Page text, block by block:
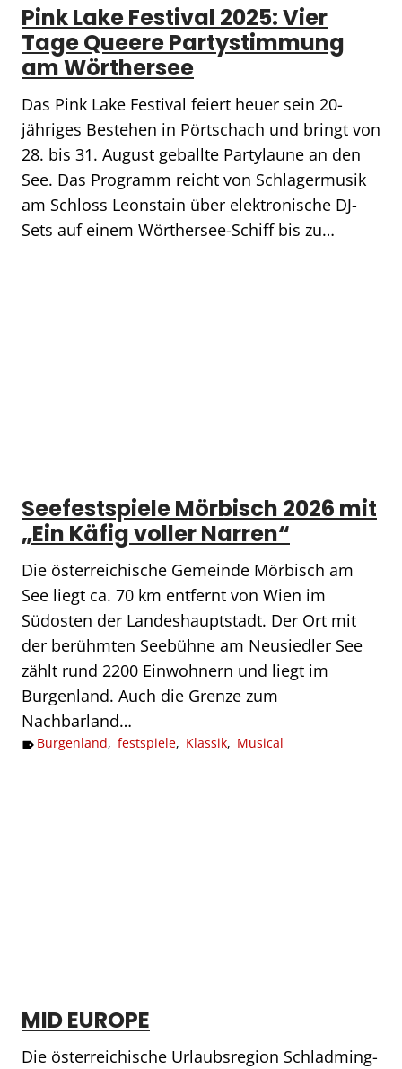
Pink Lake Festival 2025: Vier
Tage Queere Partystimmung
am Wörthersee
Das Pink Lake Festival feiert heuer sein 20-
jähriges Bestehen in Pörtschach und bringt von
28. bis 31. August geballte Partylaune an den
See. Das Programm reicht von Schlagermusik
am Schloss Leonstain über elektronische DJ-
Sets auf einem Wörthersee-Schiff bis zu…
Seefestspiele Mörbisch 2026 mit
„Ein Käfig voller Narren“
Die österreichische Gemeinde Mörbisch am
See liegt ca. 70 km entfernt von Wien im
Südosten der Landeshauptstadt. Der Ort mit
der berühmten Seebühne am Neusiedler See
zählt rund 2200 Einwohnern und liegt im
Burgenland. Auch die Grenze zum
Nachbarland…
Burgenland, festspiele, Klassik, Musical
MID EUROPE
Die österreichische Urlaubsregion Schladming-